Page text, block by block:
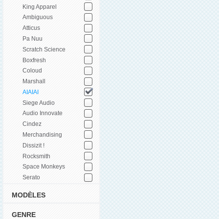
King Apparel
Ambiguous
Atticus
Pa Nuu
Scratch Science
Boxfresh
Coloud
Marshall
AIAIAI
Siege Audio
Audio Innovate
Cindez
Merchandising
Dissizit !
Rocksmith
Space Monkeys
Serato
MODÈLES
GENRE